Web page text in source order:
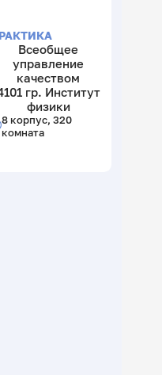
Всеобщее
управление
качеством
гр. Институт
физики
8 корпус, 320
комната